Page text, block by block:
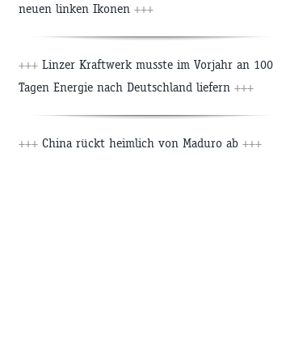
neuen linken Ikonen +++
+++ Linzer Kraftwerk musste im Vorjahr an 100
Tagen Energie nach Deutschland liefern +++
+++ China rückt heimlich von Maduro ab +++